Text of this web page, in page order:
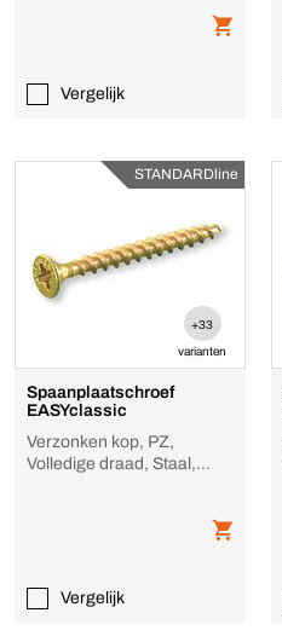
Vergelijk
STANDARDline
+33
varianten
Spaanplaatschroef
EASYclassic
Verzonken kop, PZ,
Volledige draad, Staal,
Vergelijk